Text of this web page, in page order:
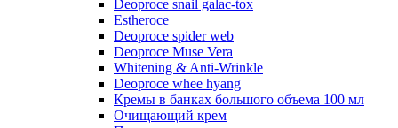
Deoproce snail galac-tox
Estheroce
Deoproce spider web
Deoproce Muse Vera
Whitening & Anti-Wrinkle
Deoproce whee hyang
Кремы в банках большого объема 100 мл
Очищающий крем